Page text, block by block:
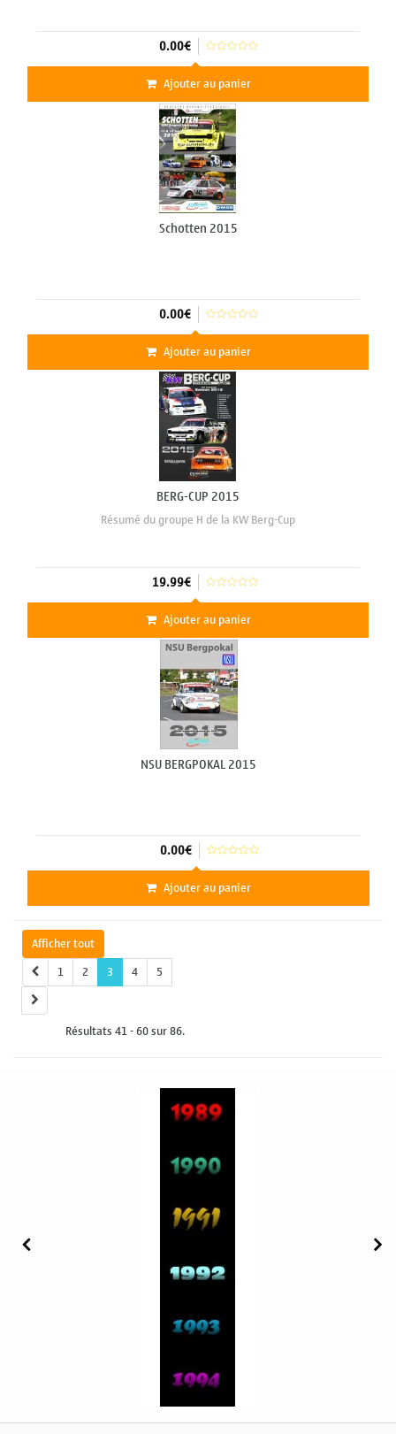
0.00€
Ajouter au panier
Schotten 2015
0.00€
Ajouter au panier
BERG-CUP 2015
Résumé du groupe H de la KW Berg-Cup
19.99€
Ajouter au panier
NSU BERGPOKAL 2015
0.00€
Ajouter au panier
Afficher tout
1
2 3 4 5
Résultats 41 - 60 sur 86.